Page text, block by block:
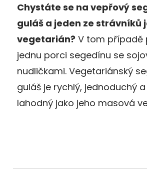
Chystáte se na vepřový
guláš a jeden ze strávníků
vegetarián? V tom případě
jednu porci segedínu se
nudličkami. Vegetariánský
guláš je rychlý, jednoduchý
lahodný jako jeho masová